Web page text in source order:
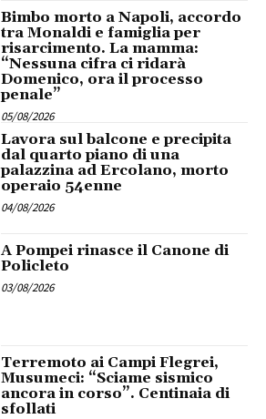
Bimbo morto a Napoli, accordo
tra Monaldi e famiglia per
risarcimento. La mamma:
“Nessuna cifra ci ridarà
Domenico, ora il processo
penale”
05/08/2026
Lavora sul balcone e precipita
dal quarto piano di una
palazzina ad Ercolano, morto
operaio 54enne
04/08/2026
A Pompei rinasce il Canone di
Policleto
03/08/2026
Terremoto ai Campi Flegrei,
Musumeci: “Sciame sismico
ancora in corso”. Centinaia di
sfollati